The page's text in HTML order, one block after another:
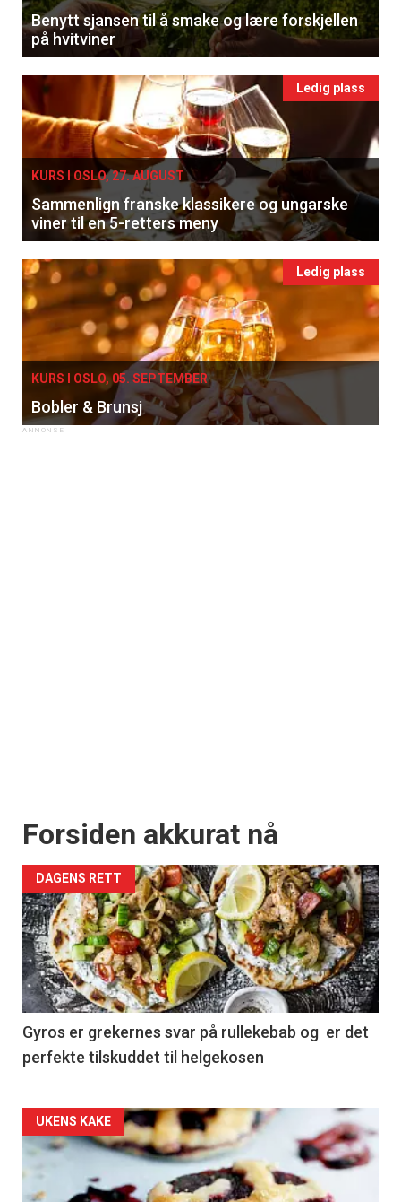
Benytt sjansen til å smake og lære forskjellen
på hvitviner
Ledig plass
KURS I OSLO, 27. AUGUST
Sammenlign franske klassikere og ungarske
viner til en 5-retters meny
Ledig plass
KURS I OSLO, 05. SEPTEMBER
Bobler & Brunsj
Forsiden akkurat nå
DAGENS RETT
Gyros er grekernes svar på rullekebab og er det
perfekte tilskuddet til helgekosen
Forsiden
akkurat
UKENS KAKE